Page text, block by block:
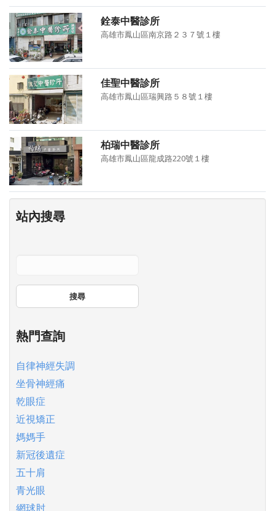
銓泰中醫診所
高雄市鳳山區南京路２３７號１樓
佳聖中醫診所
高雄市鳳山區瑞興路５８號１樓
柏瑞中醫診所
高雄市鳳山區龍成路220號１樓
站內搜尋
搜尋
熱門查詢
自律神經失調
坐骨神經痛
乾眼症
近視矯正
媽媽手
新冠後遺症
五十肩
青光眼
網球肘